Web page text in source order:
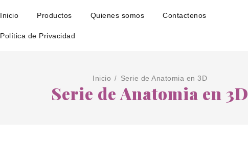
Inicio Productos Quienes somos Contactenos
Política de Privacidad
Inicio / Serie de Anatomia en 3D
Serie de Anatomia en 3D